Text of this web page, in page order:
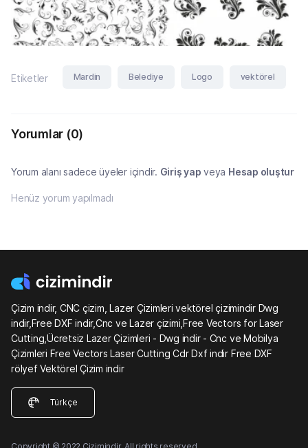
Etiketler Mardin Belediye Logo vektörel
Yorumlar (0)
Yorum alanı sadece üyeler içindir. Giriş yap veya Hesap oluştur
Henüz yorum yapılmadı
Çizim indir, CNC çizim, Lazer Çizimleri vektörel çizimindir Dwg
indir,Free DXF indir,Cnc ve Lazer çizimi,Free Vectors for Laser
Cutting,Ücretsiz Lazer Çizimleri - Dwg indir - Cnc ve Mobilya
Çizimleri Free Vectors Laser Cutting Cdr Dxf indir Free DXF
rölyef Vektörel Çizim indir
Türkçe